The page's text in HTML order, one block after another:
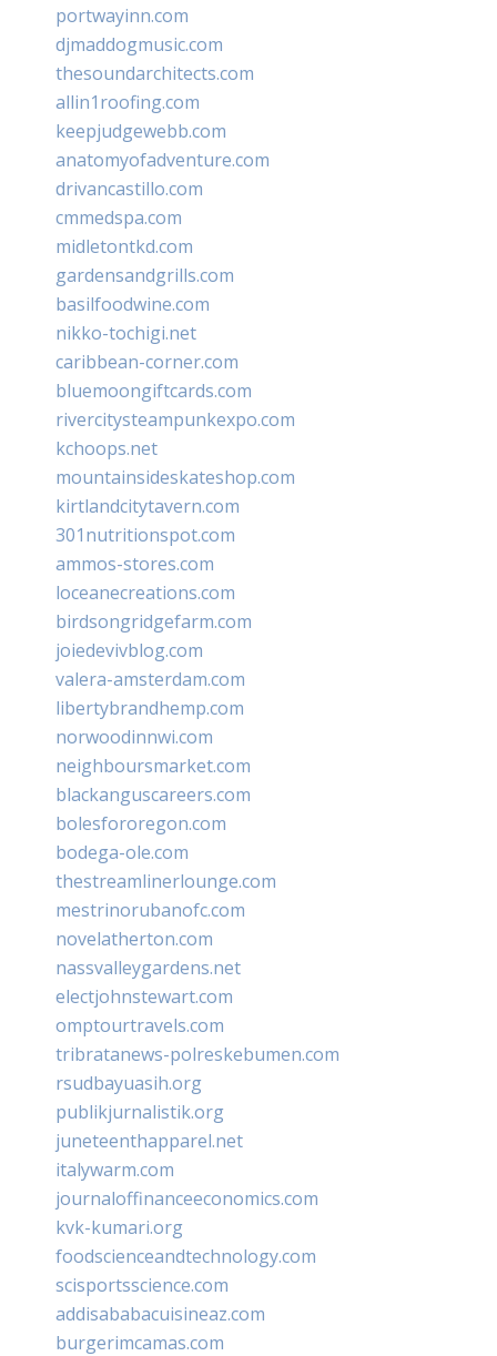
portwayinn.com
djmaddogmusic.com
thesoundarchitects.com
allin1roofing.com
keepjudgewebb.com
anatomyofadventure.com
drivancastillo.com
cmmedspa.com
midletontkd.com
gardensandgrills.com
basilfoodwine.com
nikko-tochigi.net
caribbean-corner.com
bluemoongiftcards.com
rivercitysteampunkexpo.com
kchoops.net
mountainsideskateshop.com
kirtlandcitytavern.com
301nutritionspot.com
ammos-stores.com
loceanecreations.com
birdsongridgefarm.com
joiedevivblog.com
valera-amsterdam.com
libertybrandhemp.com
norwoodinnwi.com
neighboursmarket.com
blackanguscareers.com
bolesfororegon.com
bodega-ole.com
thestreamlinerlounge.com
mestrinorubanofc.com
novelatherton.com
nassvalleygardens.net
electjohnstewart.com
omptourtravels.com
tribratanews-polreskebumen.com
rsudbayuasih.org
publikjurnalistik.org
juneteenthapparel.net
italywarm.com
journaloffinanceeconomics.com
kvk-kumari.org
foodscienceandtechnology.com
scisportsscience.com
addisababacuisineaz.com
burgerimcamas.com